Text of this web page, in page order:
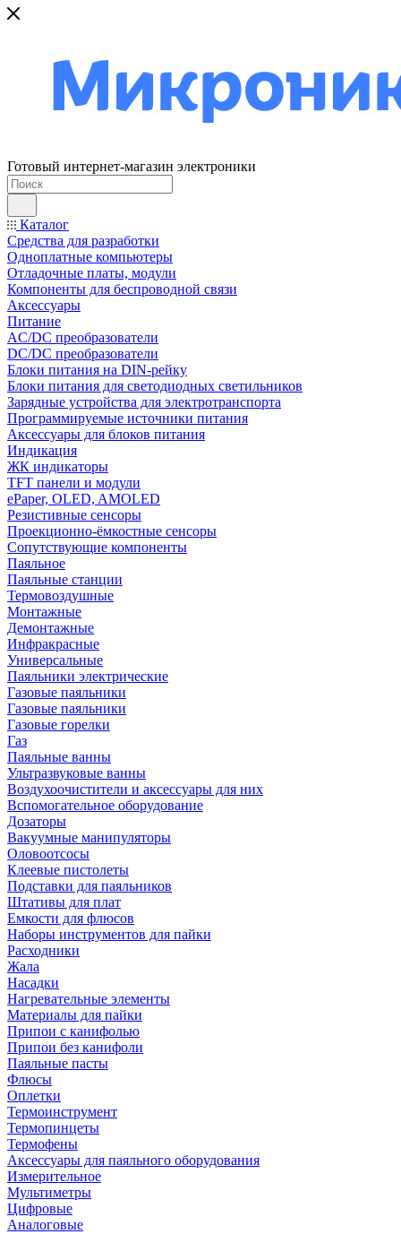
Готовый интернет-магазин электроники
Каталог
Средства для разработки
Одноплатные компьютеры
Отладочные платы, модули
Компоненты для беспроводной связи
Аксессуары
Питание
AC/DC преобразователи
DC/DC преобразователи
Блоки питания на DIN-рейку
Блоки питания для светодиодных светильников
Зарядные устройства для электротранспорта
Программируемые источники питания
Аксессуары для блоков питания
Индикация
ЖК индикаторы
TFT панели и модули
ePaper, OLED, AMOLED
Резистивные сенсоры
Проекционно-ёмкостные сенсоры
Сопутствующие компоненты
Паяльное
Паяльные станции
Термовоздушные
Монтажные
Демонтажные
Инфракрасные
Универсальные
Паяльники электрические
Газовые паяльники
Газовые паяльники
Газовые горелки
Газ
Паяльные ванны
Ультразвуковые ванны
Воздухоочистители и аксессуары для них
Вспомогательное оборудование
Дозаторы
Вакуумные манипуляторы
Оловоотсосы
Клеевые пистолеты
Подставки для паяльников
Штативы для плат
Емкости для флюсов
Наборы инструментов для пайки
Расходники
Жала
Насадки
Нагревательные элементы
Материалы для пайки
Припои с канифолью
Припои без канифоли
Паяльные пасты
Флюсы
Оплетки
Термоинструмент
Термопинцеты
Термофены
Аксессуары для паяльного оборудования
Измерительное
Мультиметры
Цифровые
Аналоговые